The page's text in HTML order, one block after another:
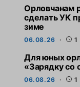
Орловчанам
сделать УК
зиме
06.08.26 1
Для юных
«Зарядку со
06.08.26 1